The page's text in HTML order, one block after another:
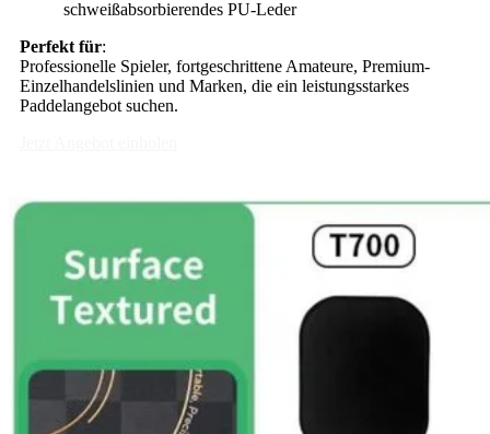
schweißabsorbierendes PU-Leder
Perfekt für:
Professionelle Spieler, fortgeschrittene Amateure, Premium-
Einzelhandelslinien und Marken, die ein leistungsstarkes
Paddelangebot suchen.